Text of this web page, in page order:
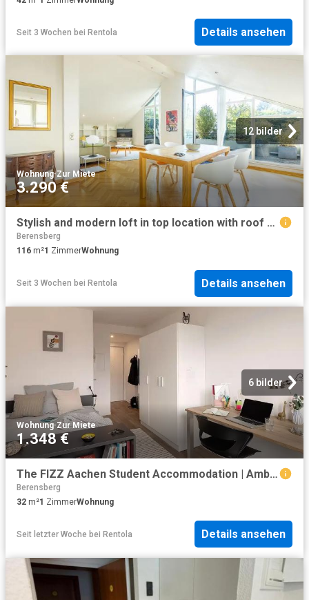
Seit 3 Wochen bei Rentola Details ansehen
12 bilder
Wohnung·Zur Miete
3.290 €
Stylish and modern loft in top location with roof garden, Aachen, Aachen Amsterdam Apartments for Rent
Berensberg
116 m²1 ZimmerWohnung
Seit 3 Wochen bei Rentola Details ansehen
6 bilder
Wohnung·Zur Miete
1.348 €
The FIZZ Aachen Student Accommodation | Amber
Berensberg
32 m²1 ZimmerWohnung
Seit letzter Woche bei Rentola Details ansehen